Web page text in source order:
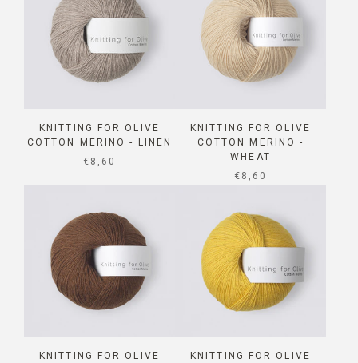
KNITTING FOR OLIVE
COTTON MERINO - LINEN
SALE PRICE
€8,60
KNITTING FOR OLIVE
COTTON MERINO -
WHEAT
SALE PRICE
€8,60
KNITTING FOR OLIVE KNITTING FOR OLIVE